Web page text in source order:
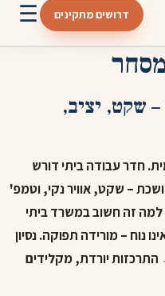
דרושים מתקינים ☰
שקט, יציב,
חדר עבודה ביתי דורש
– שקט, אוויר נקי, וטמפ'
למה זה חשוב במשרד ביתי
נוח – מורידה תפוקה. נסיון
יורדת, מקלידים